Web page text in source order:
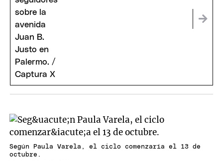
Según Paula Varela, el ciclo comenzaría el 13 de
octubre.